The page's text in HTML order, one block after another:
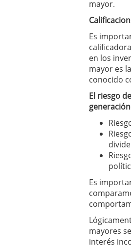
mayor.
Es
en los
mayor es
conocido
El riesgo
Es
mayores
interés